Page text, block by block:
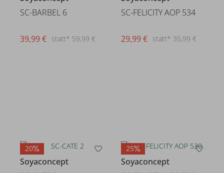
SC-BARBEL 6
statt* 59,99 €
39,99 €
SC-FELICITY AOP 534
statt* 35,99 €
29,99 €
20
Soyaconcept
25
Soyaconcept